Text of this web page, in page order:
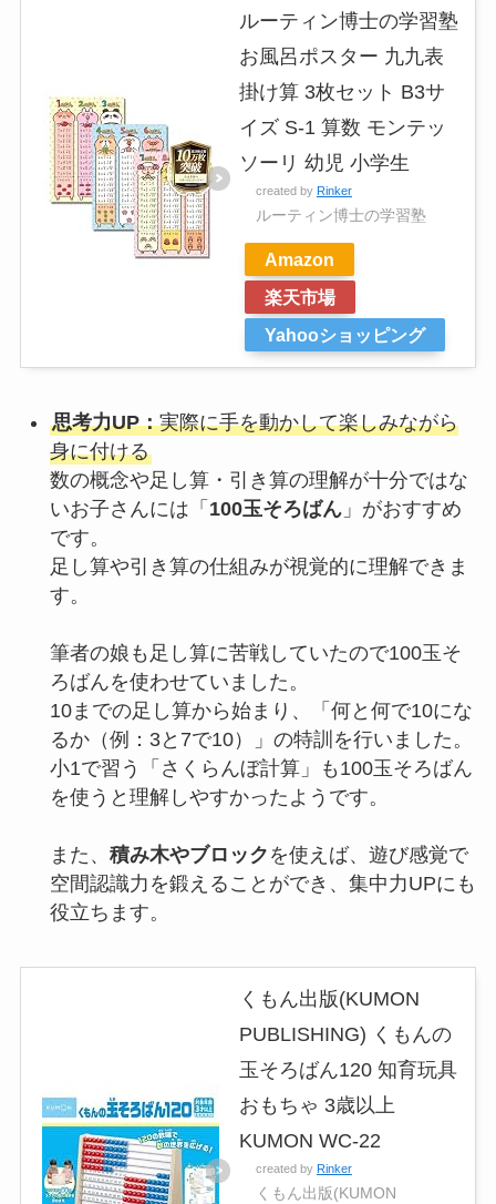
ルーティン博士の学習塾
お風呂ポスター 九九表
掛け算 3枚セット B3サ
イズ S-1 算数 モンテッ
ソーリ 幼児 小学生
created by Rinker
ルーティン博士の学習塾
Amazon
楽天市場
Yahooショッピング
思考力UP：実際に手を動かして楽しみながら
身に付ける
数の概念や足し算・引き算の理解が十分ではな
いお子さんには「 100玉そろばん」がおすすめ
です。
足し算や引き算の仕組みが視覚的に理解できま
す。
筆者の娘も足し算に苦戦していたので100玉そ
ろばんを使わせていました。
10までの足し算から始まり、「何と何で10にな
るか（例：3と7で10）」の特訓を行いました。
小1で習う「さくらんぼ計算」も100玉そろばん
を使うと理解しやすかったようです。
また、 積み木やブロック を使えば、遊び感覚で
空間認識力を鍛えることができ、集中力UPにも
役立ちます。
くもん出版(KUMON
PUBLISHING) くもんの
玉そろばん120 知育玩具
おもちゃ 3歳以上
KUMON WC-22
created by Rinker
くもん出版(KUMON